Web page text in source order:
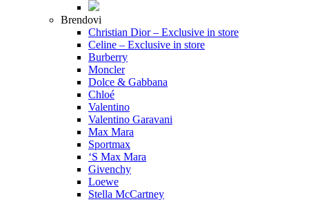
Brendovi
Christian Dior – Exclusive in store
Celine – Exclusive in store
Burberry
Moncler
Dolce & Gabbana
Chloé
Valentino
Valentino Garavani
Max Mara
Sportmax
‘S Max Mara
Givenchy
Loewe
Stella McCartney